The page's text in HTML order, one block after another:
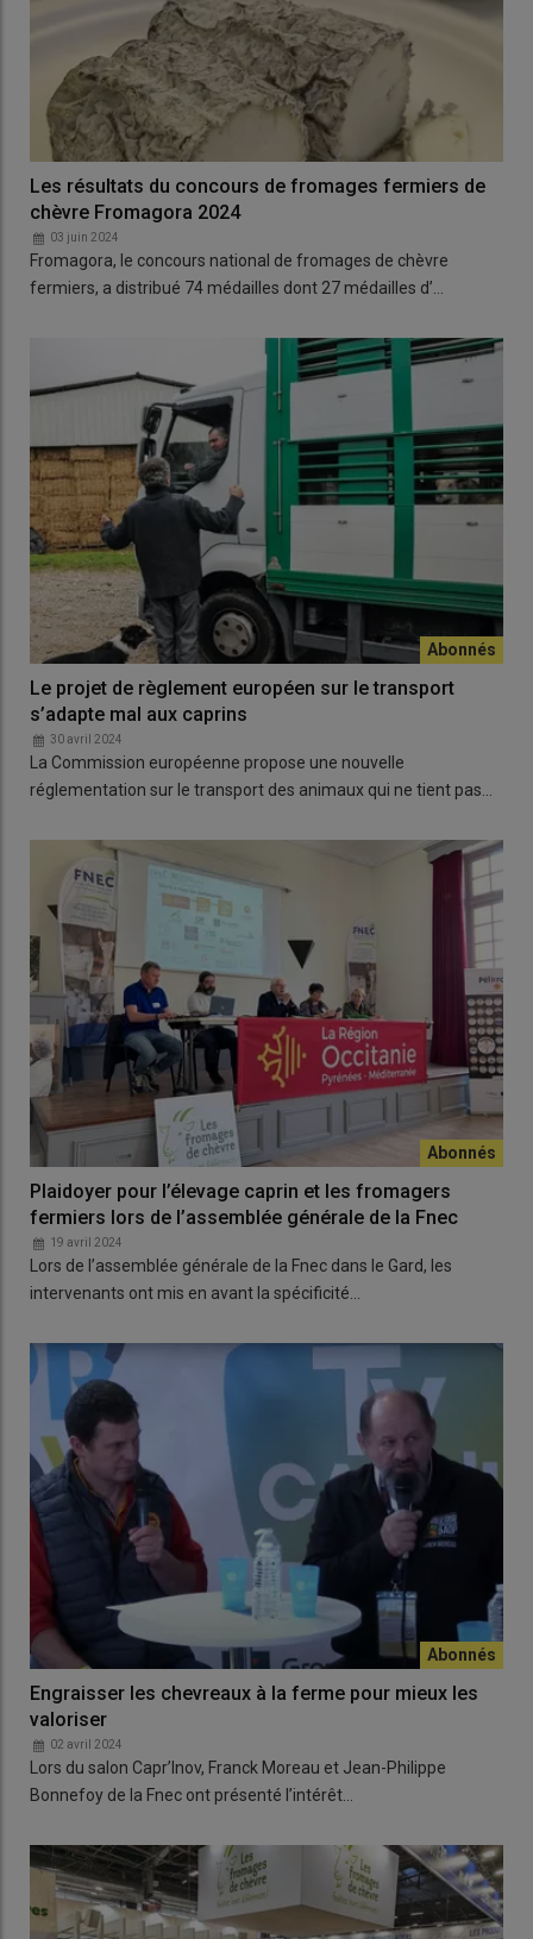
Les résultats du concours de fromages fermiers de
chèvre Fromagora 2024
03 juin 2024
Fromagora, le concours national de fromages de chèvre
fermiers, a distribué 74 médailles dont 27 médailles d’…
Le projet de règlement européen sur le transport
s’adapte mal aux caprins
30 avril 2024
La Commission européenne propose une nouvelle
réglementation sur le transport des animaux qui ne tient pas…
Plaidoyer pour l’élevage caprin et les fromagers
fermiers lors de l’assemblée générale de la Fnec
19 avril 2024
Lors de l’assemblée générale de la Fnec dans le Gard, les
intervenants ont mis en avant la spécificité…
Engraisser les chevreaux à la ferme pour mieux les
valoriser
02 avril 2024
Lors du salon Capr’Inov, Franck Moreau et Jean-Philippe
Bonnefoy de la Fnec ont présenté l’intérêt…